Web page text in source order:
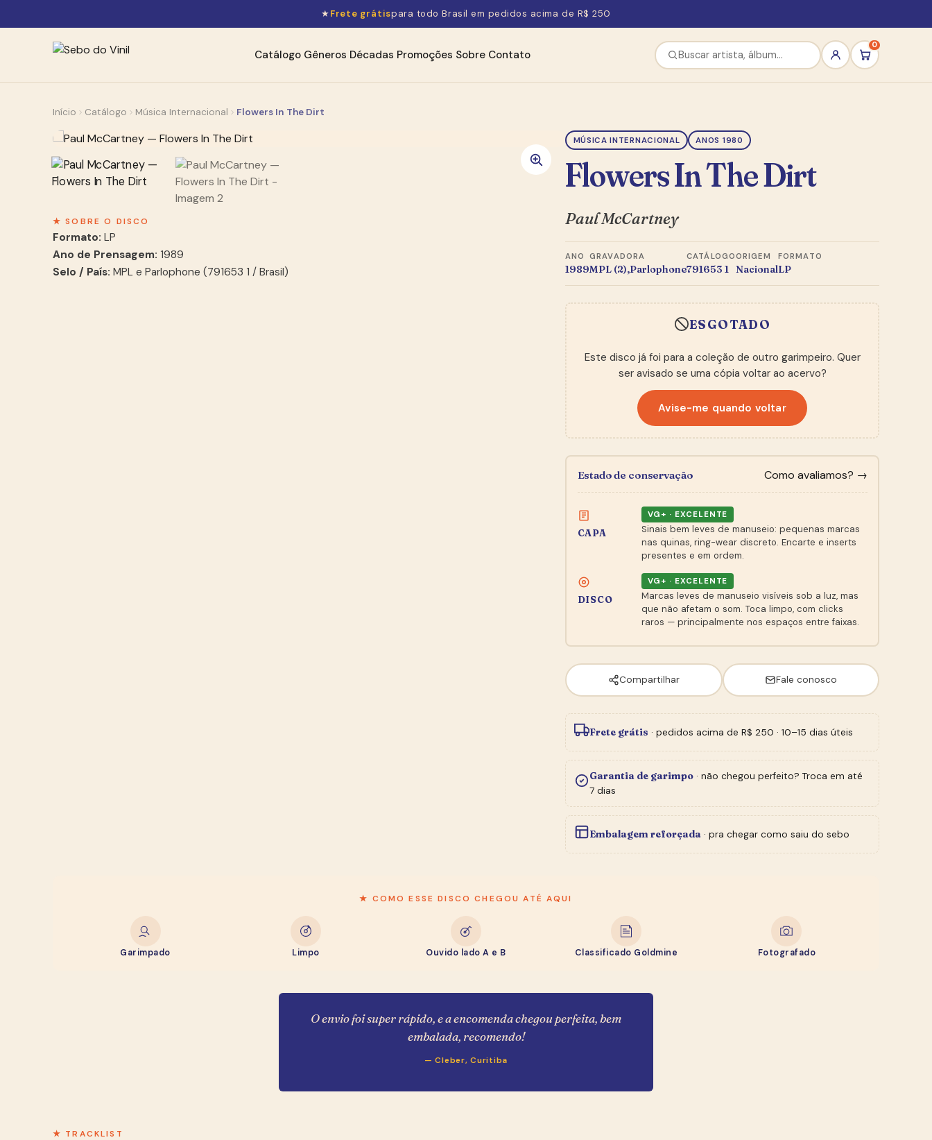
★Frete grátispara todo Brasil em pedidos acima de R$ 250
Catálogo Gêneros Décadas Promoções Sobre Contato
0
Início Catálogo Música Internacional Flowers In The Dirt
★ SOBRE O DISCO
Formato: LP
Ano de Prensagem: 1989
Selo / País: MPL e Parlophone (791653 1 / Brasil)
MÚSICA INTERNACIONAL ANOS 1980
Flowers In The Dirt
Paul McCartney
ANO
1989
GRAVADORA
MPL (2),Parlophone
CATÁLOGO
791653 1
ORIGEM
Nacional
FORMATO
LP
ESGOTADO
Este disco já foi para a coleção de outro garimpeiro. Quer
ser avisado se uma cópia voltar ao acervo?
Avise-me quando voltar
Estado de conservação Como avaliamos? →
CAPA
VG+ · EXCELENTE
Sinais bem leves de manuseio: pequenas marcas
nas quinas, ring-wear discreto. Encarte e inserts
presentes e em ordem.
DISCO
VG+ · EXCELENTE
Marcas leves de manuseio visíveis sob a luz, mas
que não afetam o som. Toca limpo, com clicks
raros — principalmente nos espaços entre faixas.
Compartilhar Fale conosco
Frete grátis · pedidos acima de R$ 250 · 10–15 dias úteis
Garantia de garimpo · não chegou perfeito? Troca em até
7 dias
Embalagem reforçada · pra chegar como saiu do sebo
★ COMO ESSE DISCO CHEGOU ATÉ AQUI
Garimpado Limpo Ouvido lado A e B Classificado Goldmine Fotografado
O envio foi super rápido, e a encomenda chegou perfeita, bem
embalada, recomendo!
— Cleber, Curitiba
★ TRACKLIST